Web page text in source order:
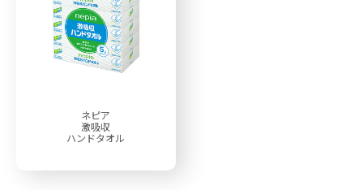
ネピア
激吸収
ハンドタオル